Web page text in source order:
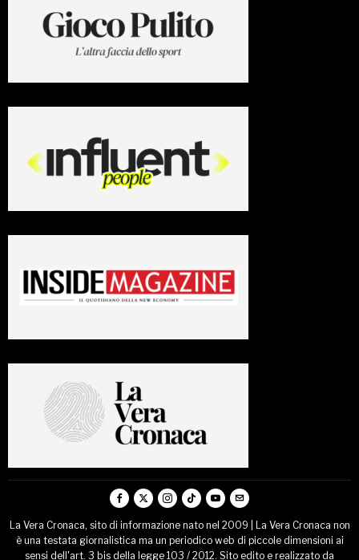
La Vera Cronaca, sito di informazione nato nel 2009 | La Vera Cronaca non
è una testata giornalistica ma un periodico web di piccole dimensioni ai
sensi dell'art. 3 bis della legge 103 / 2012. Sito edito e realizzato da